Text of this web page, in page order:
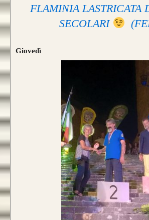
FLAMINIA LASTRICATA
SECOLARI
Giovedì